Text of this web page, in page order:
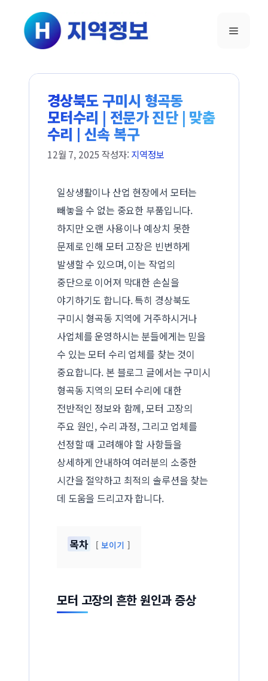
건너뛰기
메뉴
경상북도 구미시 형곡동
모터수리 | 전문가 진단 | 맞춤
수리 | 신속 복구
12월 7, 2025 작성자: 지역정보
일상생활이나 산업 현장에서 모터는
빼놓을 수 없는 중요한 부품입니다.
하지만 오랜 사용이나 예상치 못한
문제로 인해 모터 고장은 빈번하게
발생할 수 있으며, 이는 작업의
중단으로 이어져 막대한 손실을
야기하기도 합니다. 특히 경상북도
구미시 형곡동 지역에 거주하시거나
사업체를 운영하시는 분들에게는 믿을
수 있는 모터 수리 업체를 찾는 것이
중요합니다. 본 블로그 글에서는 구미시
형곡동 지역의 모터 수리에 대한
전반적인 정보와 함께, 모터 고장의
주요 원인, 수리 과정, 그리고 업체를
선정할 때 고려해야 할 사항들을
상세하게 안내하여 여러분의 소중한
시간을 절약하고 최적의 솔루션을 찾는
데 도움을 드리고자 합니다.
목차 보이기
모터 고장의 흔한 원인과 증상